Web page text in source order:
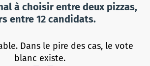
à choisir entre deux pizzas,
entre 12 candidats.
Dans le pire des cas, le vote
blanc existe.